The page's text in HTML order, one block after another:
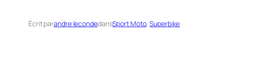
Écrit parandre lecondedansSport Moto, Superbike